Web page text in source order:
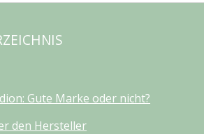
Gute Marke oder nicht?
den Hersteller